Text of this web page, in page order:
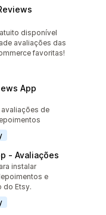
disponível
avaliações das
favoritas!
App
de
‑ Avaliações
instalar
e
do Etsy.